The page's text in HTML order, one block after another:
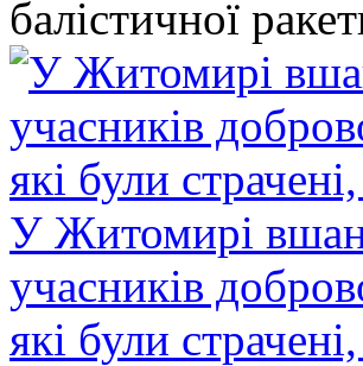
балістичної
У Житомирі
учасників
які були